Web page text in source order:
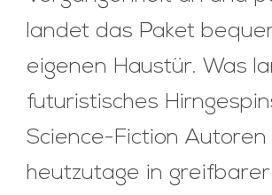
landet das Paket
eigenen Haustür. Was
futuristisches
Science-Fiction Autoren
heutzutage in greifbarer